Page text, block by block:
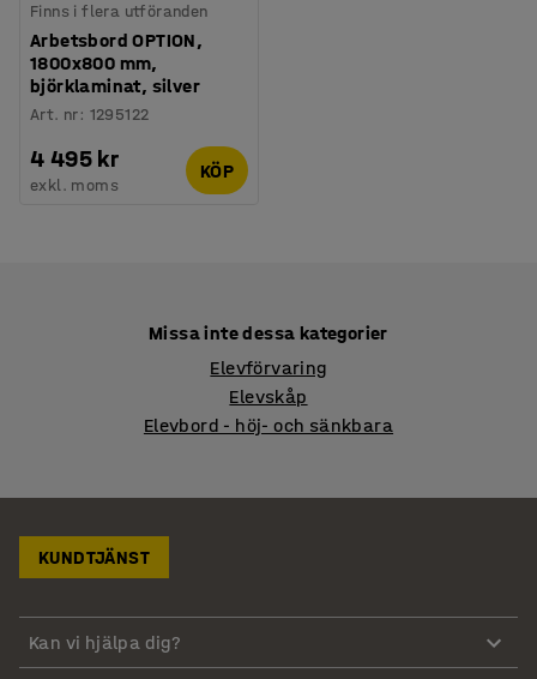
Finns i flera utföranden
Arbetsbord OPTION,
1800x800 mm,
björklaminat, silver
Art. nr: 1295122
4 495 kr
exkl. moms
KÖP
Missa inte dessa kategorier
Elevförvaring
Elevskåp
Elevbord - höj- och sänkbara
KUNDTJÄNST
Kan vi hjälpa dig?